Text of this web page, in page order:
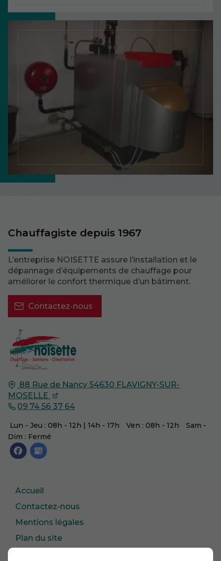
88 Rue de Nancy 54630 FLAVIGNY-SUR-
MOSELLE
09 74 56 37 64
Lun - Jeu : 08h - 12h | 14h - 17h Ven : 08h - 12h
Sam -
Dim : Fermé
Accueil
Contactez-nous
Mentions légales
Plan du site
Chauffagiste depuis 1967
L’entreprise NOISETTE assure l’installation et le
dépannage d’équipements de chauffage pour
améliorer le confort thermique d’un bâtiment.
Contactez-nous